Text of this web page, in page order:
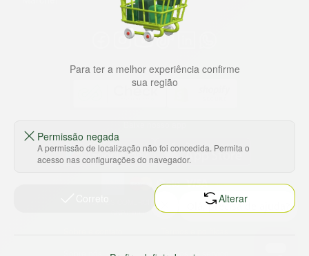
HORTUS COMERCIO DE ALIMENTOS S.A
CNPJ: 09.000.493/0002-15
Termos de serviço
Para ter a melhor experiência confirme
sua região
Permissão negada
A permissão de localização não foi concedida. Permita o
acesso nas configurações do navegador.
Alterar